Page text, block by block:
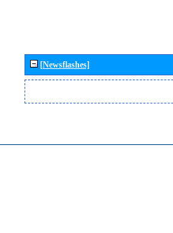
[Newsflashes]